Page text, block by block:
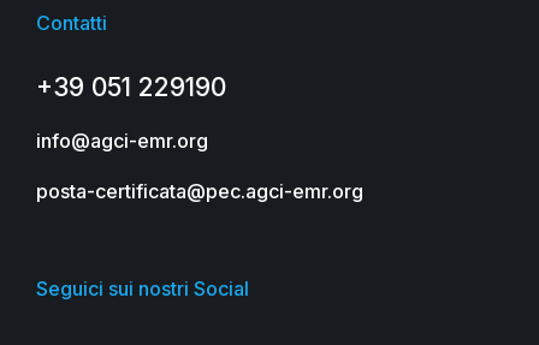
Contatti
+39 051 229190
info@agci-emr.org
posta-certificata@pec.agci-emr.org
Seguici sui nostri Social